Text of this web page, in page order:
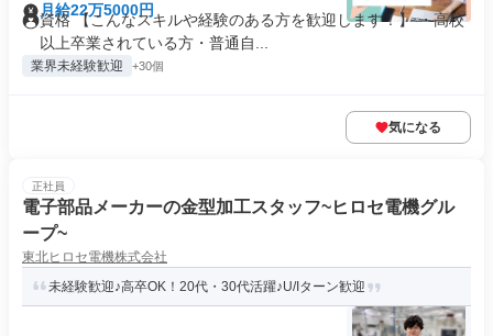
月給22万5000円
資格 【こんなスキルや経験のある方を歓迎します！】 ・高校
以上卒業されている方・普通自...
業界未経験歓迎 +30個
気になる
正社員
電子部品メーカーの金型加工スタッフ~ヒロセ電機グル
ープ~
東北ヒロセ電機株式会社
未経験歓迎♪高卒OK！20代・30代活躍♪U/Iターン歓迎